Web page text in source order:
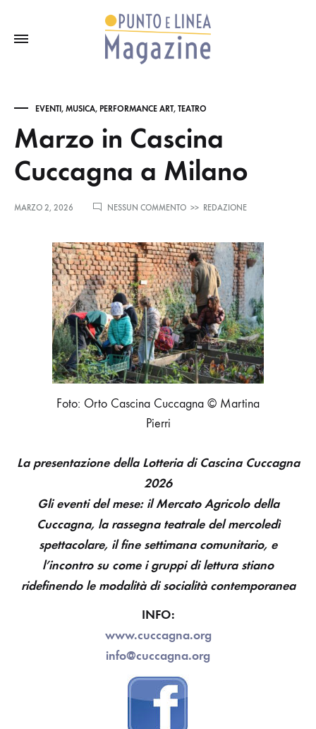
EVENTI, MUSICA, PERFORMANCE ART, TEATRO
Marzo in Cascina
Cuccagna a Milano
MARZO 2, 2026 NESSUN COMMENTOSU
CASCINA
CUCCAGNA
A
MILANO
>> REDAZIONE
Foto: Orto Cascina Cuccagna © Martina
Pierri
La presentazione della Lotteria di Cascina Cuccagna
2026
Gli eventi del mese: il Mercato Agricolo della
Cuccagna, la rassegna teatrale del mercoledì
spettacolare, il fine settimana comunitario, e
l’incontro su come i gruppi di lettura stiano
ridefinendo le modalità di socialità contemporanea
INFO:
www.cuccagna.org
info@cuccagna.org